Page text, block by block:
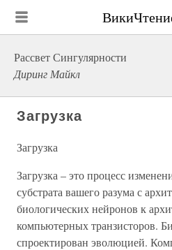
Рассвет Сингулярности
Диринг Майкл
Загрузка
Загрузка
Загрузка – это процесс
субстрата вашего разума с
биологических нейронов к
компьютерных транзисторов.
спроектирован эволюцией.